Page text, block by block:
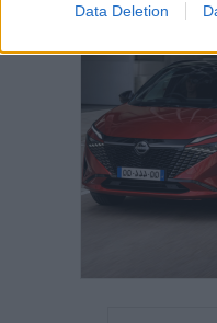
Data Deletion